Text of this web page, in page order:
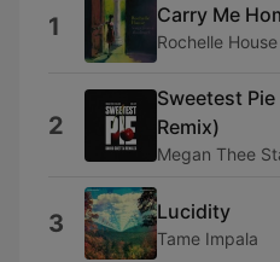
1 Carry Me
Rochelle House
2
Sweetest
Remix)
Megan Thee
3 Lucidity
Tame Impala